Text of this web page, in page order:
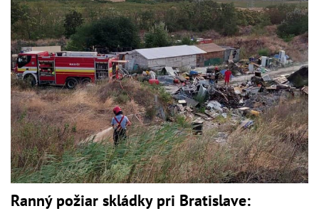
Ranný požiar skládky pri Bratislave: